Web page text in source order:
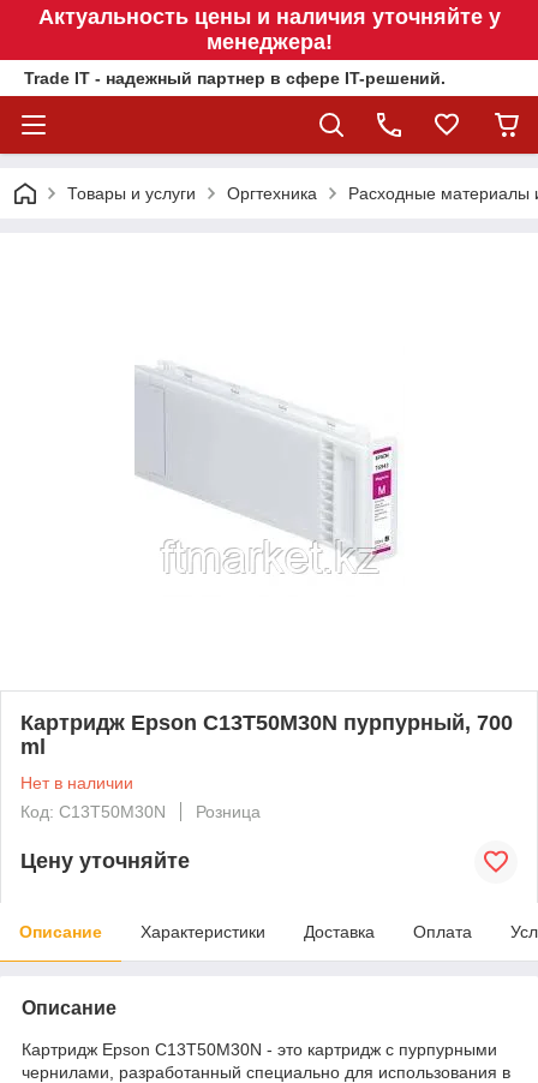
Актуальность цены и наличия уточняйте у
менеджера!
Trade IT - надежный партнер в сфере IT-решений.
Товары и услуги Оргтехника Расходные материалы
Картридж Epson C13T50M30N пурпурный, 700
ml
Нет в наличии
Код: C13T50M30N
Розница
Цену уточняйте
Описание Характеристики Доставка Оплата
Описание
Картридж Epson C13T50M30N - это картридж с пурпурными
чернилами, разработанный специально для использования в